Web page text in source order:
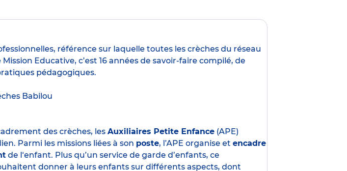
référence sur laquelle toutes les crèches du réseau
Educative, c’est 16 années de savoir-faire compilé, de
pédagogiques.
Babilou
des crèches, les Auxiliaires Petite Enfance (APE)
Parmi les missions liées à son poste, l’APE organise et encadre
de l‘enfant. Plus qu’un service de garde d’enfants, ce
donner à leurs enfants sur différents aspects, dont